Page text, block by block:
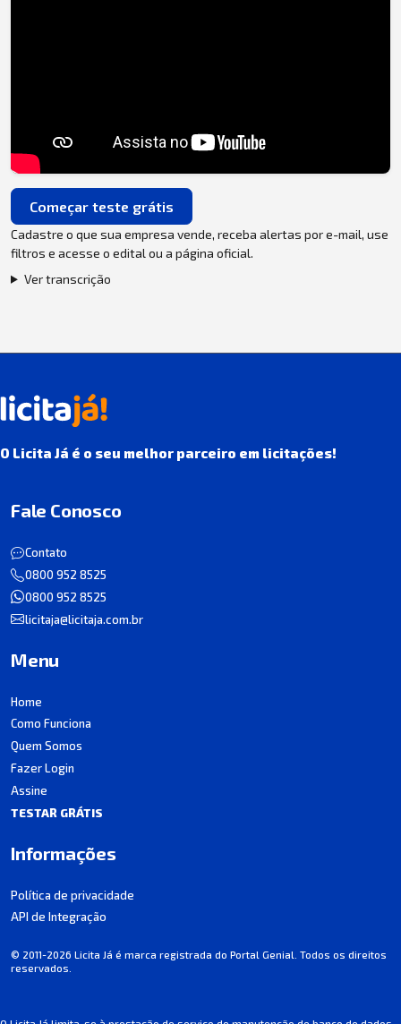
Começar teste grátis
Cadastre o que sua empresa vende, receba alertas por e-mail, use
filtros e acesse o edital ou a página oficial.
Ver transcrição
O Licita Já é o seu melhor parceiro em licitações!
Fale Conosco
Contato
0800 952 8525
0800 952 8525
licitaja@licitaja.com.br
Menu
Home
Como Funciona
Quem Somos
Fazer Login
Assine
TESTAR GRÁTIS
Informações
Política de privacidade
API de Integração
© 2011-2026 Licita Já é marca registrada do Portal Genial. Todos os direitos
reservados.